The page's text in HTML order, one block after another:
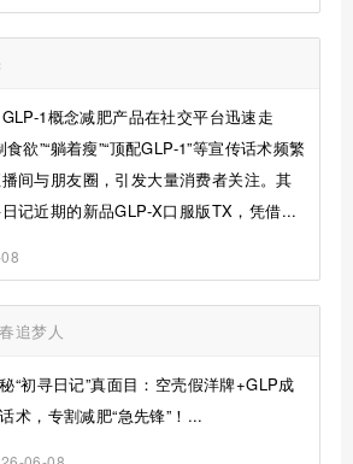
1概念减肥产品在社交平台迅速走
食欲”“躺着瘦”“顶配GLP-1”等宣传话术频繁
间与朋友圈，引发大量消费者关注。其
记近期的新品GLP-X口服版TX，凭借...
追梦人
“初寻日记”真面目：空壳假洋牌+GLP成
术，专割减肥“急先锋”！...